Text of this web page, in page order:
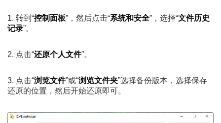
1. 转到“控制面板”，然后点击“系统和安全”，选择“文件历史
记录”。
2. 点击“还原个人文件”。
3. 点击“浏览文件”或“浏览文件夹”选择备份版本，选择保存
还原的位置，然后开始还原即可。